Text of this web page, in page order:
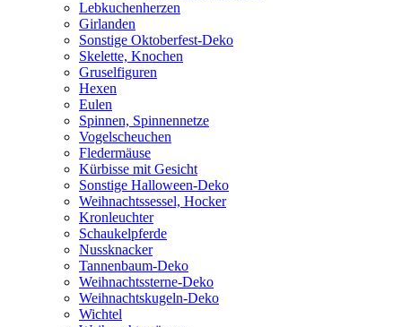
Lebkuchenherzen
Girlanden
Sonstige Oktoberfest-Deko
Skelette, Knochen
Gruselfiguren
Hexen
Eulen
Spinnen, Spinnennetze
Vogelscheuchen
Fledermäuse
Kürbisse mit Gesicht
Sonstige Halloween-Deko
Weihnachtssessel, Hocker
Kronleuchter
Schaukelpferde
Nussknacker
Tannenbaum-Deko
Weihnachtssterne-Deko
Weihnachtskugeln-Deko
Wichtel